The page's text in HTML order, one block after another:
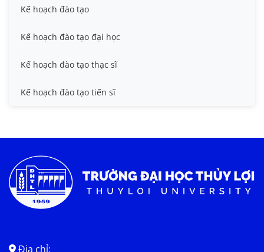
Kế hoạch đào tạo
Kế hoạch đào tạo đại học
Kế hoạch đào tạo thạc sĩ
Kế hoạch đào tạo tiến sĩ
Địa chỉ: